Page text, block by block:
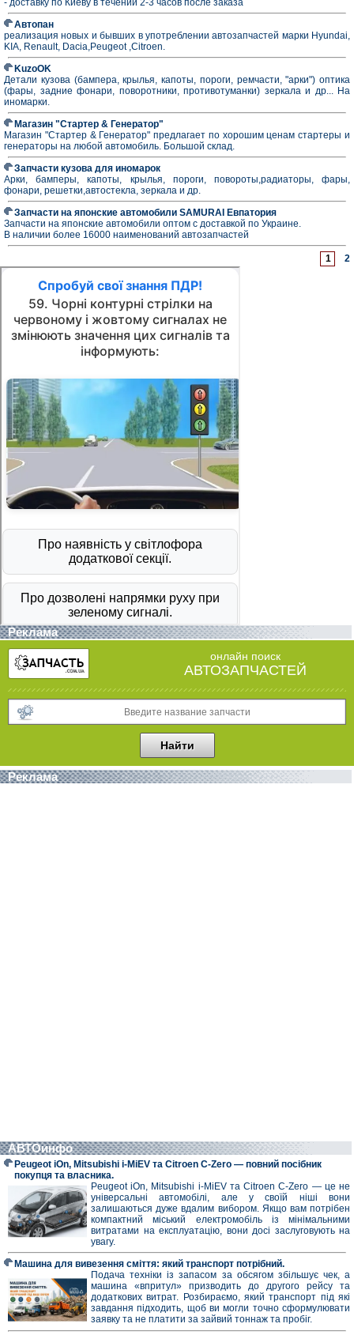
- доставку по Киеву в течении 2-3 часов после заказа
Автопан
реализация новых и бывших в употреблении автозапчастей марки Hyundai,
KIA, Renault, Dacia,Peugeot ,Citroen.
KuzoOK
Детали кузова (бампера, крылья, капоты, пороги, ремчасти, "арки") оптика
(фары, задние фонари, поворотники, противотуманки) зеркала и др... На
иномарки.
Магазин "Стартер & Генератор"
Магазин "Стартер & Генератор" предлагает по хорошим ценам стартеры и
генераторы на любой автомобиль. Большой склад.
Запчасти кузова для иномарок
Арки, бамперы, капоты, крылья, пороги, повороты,радиаторы, фары,
фонари, решетки,автостекла, зеркала и др.
Запчасти на японские автомобили SAMURAI Евпатория
Запчасти на японские автомобили оптом с доставкой по Украине.
В наличии более 16000 наименований автозапчастей
1 2
Реклама
онлайн поиск
АВТОЗАПЧАСТЕЙ
Реклама
АВТОинфо
Peugeot iOn, Mitsubishi i-MiEV та Citroen C-Zero — повний посібник
покупця та власника.
Peugeot iOn, Mitsubishi i-MiEV та Citroen C-Zero — це не
універсальні автомобілі, але у своїй ніші вони
залишаються дуже вдалим вибором. Якщо вам потрібен
компактний міський електромобіль із мінімальними
витратами на експлуатацію, вони досі заслуговують на
увагу.
Машина для вивезення сміття: який транспорт потрібний.
Подача техніки із запасом за обсягом збільшує чек, а
машина «впритул» призводить до другого рейсу та
додаткових витрат. Розбираємо, який транспорт під які
завдання підходить, щоб ви могли точно сформулювати
заявку та не платити за зайвий тоннаж та пробіг.